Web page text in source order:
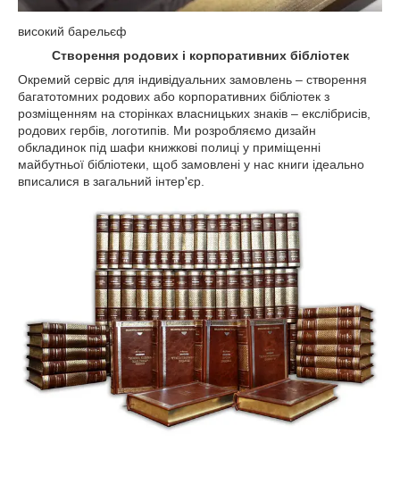
високий барельєф
Створення родових і корпоративних бібліотек
Окремий сервіс для індивідуальних замовлень – створення
багатотомних родових або корпоративних бібліотек з
розміщенням на сторінках власницьких знаків – екслібрисів,
родових гербів, логотипів. Ми розробляємо дизайн
обкладинок під шафи книжкові полиці у приміщенні
майбутньої бібліотеки, щоб замовлені у нас книги ідеально
вписалися в загальний інтер'єр.